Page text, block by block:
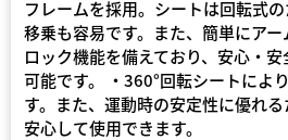
フレームを採用。シートは回転式
移乗も容易です。また、簡単にア
ロック機能を備えており、安心・
可能です。 ・360°回転シートによ
す。また、運動時の安定性に優れ
安心して使用できます。